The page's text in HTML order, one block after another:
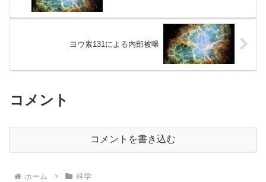
ヨウ素131による内部被曝
コメント
コメントを書き込む
ホーム 科学